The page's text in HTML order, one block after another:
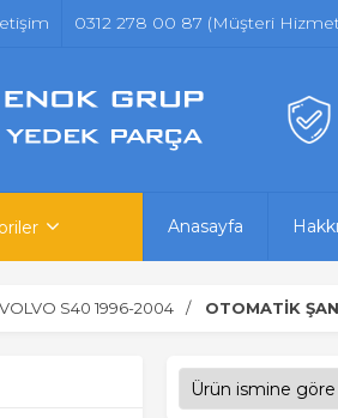
0312 278 00 87 (Müşteri
Anasayfa
VOLVO S40 1996-2004 OTOMATİK